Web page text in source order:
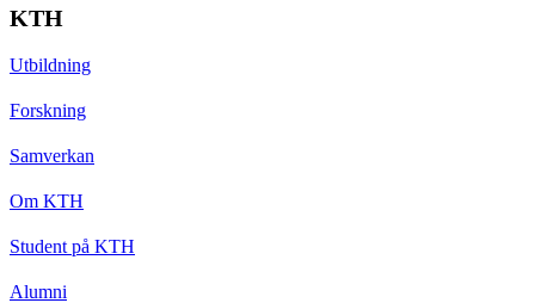
KTH
Utbildning
Forskning
Samverkan
Om KTH
Student på KTH
Alumni